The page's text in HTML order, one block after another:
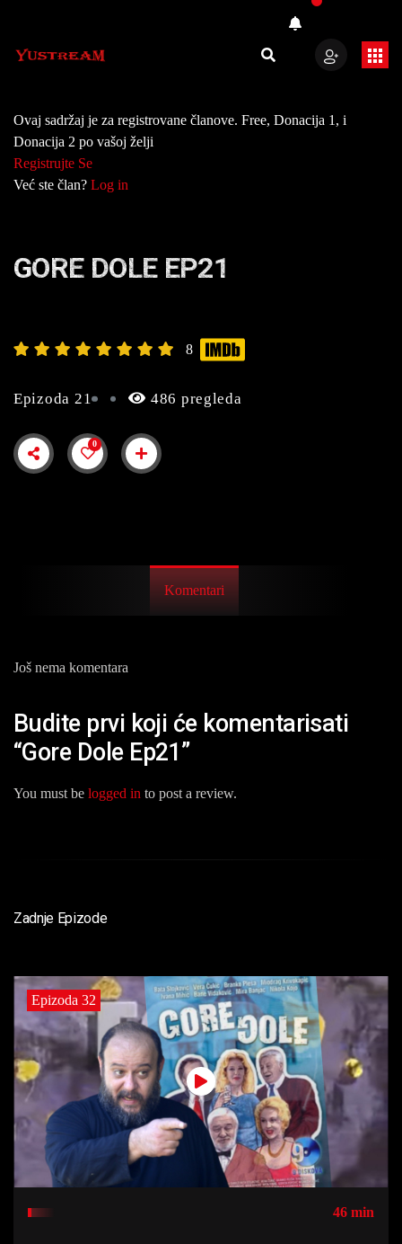
Ovaj sadržaj je za registrovane članove. Free, Donacija 1, i
Donacija 2 po vašoj želji
Registrujte Se
Već ste član? Log in
GORE DOLE EP21
8
Epizoda 21 486 pregleda
0
Komentari
Još nema komentara
Budite prvi koji će komentarisati
“Gore Dole Ep21”
You must be logged in to post a review.
Zadnje Epizode
Epizoda 32
46 min